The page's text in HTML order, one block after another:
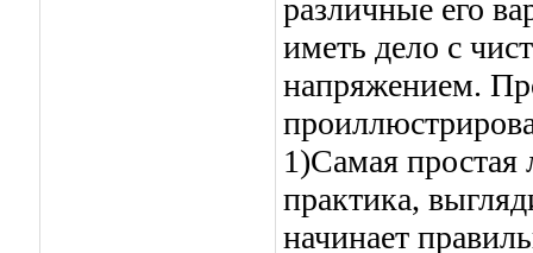
различные его
иметь дело с
напряжением.
1)Самая простая
практика,
начинает